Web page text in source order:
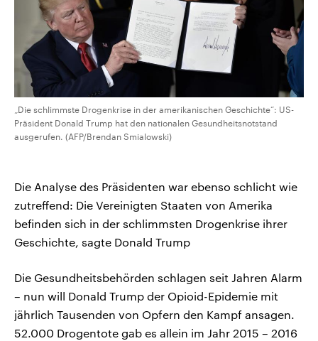
„Die schlimmste Drogenkrise in der amerikanischen Geschichte“: US-
Präsident Donald Trump hat den nationalen Gesundheitsnotstand
ausgerufen. (AFP/Brendan Smialowski)
Die Analyse des Präsidenten war ebenso schlicht wie
zutreffend: Die Vereinigten Staaten von Amerika
befinden sich in der schlimmsten Drogenkrise ihrer
Geschichte, sagte Donald Trump
Die Gesundheitsbehörden schlagen seit Jahren Alarm
– nun will Donald Trump der Opioid-Epidemie mit
jährlich Tausenden von Opfern den Kampf ansagen.
52.000 Drogentote gab es allein im Jahr 2015 – 2016